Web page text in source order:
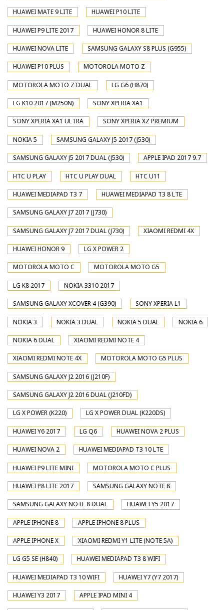
HUAWEI MATE 9 LITE HUAWEI P10 LITE
HUAWEI P9 LITE 2017 HUAWEI HONOR 8 LITE
HUAWEI NOVA LITE SAMSUNG GALAXY S8 PLUS (G955)
HUAWEI P10 PLUS MOTOROLA MOTO Z
MOTOROLA MOTO Z DUAL LG G6 (H870)
LG K10 2017 (M250N) SONY XPERIA XA1
SONY XPERIA XA1 ULTRA SONY XPERIA XZ PREMIUM
NOKIA 5 SAMSUNG GALAXY J5 2017 (J530)
SAMSUNG GALAXY J5 2017 DUAL (J530) APPLE IPAD 2017 9.7
HTC U PLAY HTC U PLAY DUAL HTC U11
HUAWEI MEDIAPAD T3 7 HUAWEI MEDIAPAD T3 8 LTE
SAMSUNG GALAXY J7 2017 (J730)
SAMSUNG GALAXY J7 2017 DUAL (J730) XIAOMI REDMI 4X
HUAWEI HONOR 9 LG X POWER 2
MOTOROLA MOTO C MOTOROLA MOTO G5
LG K8 2017 NOKIA 3310 2017
SAMSUNG GALAXY XCOVER 4 (G390) SONY XPERIA L1
NOKIA 3 NOKIA 3 DUAL NOKIA 5 DUAL NOKIA 6
NOKIA 6 DUAL XIAOMI REDMI NOTE 4
XIAOMI REDMI NOTE 4X MOTOROLA MOTO G5 PLUS
SAMSUNG GALAXY J2 2016 (J210F)
SAMSUNG GALAXY J2 2016 DUAL (J210FD)
LG X POWER (K220) LG X POWER DUAL (K220DS)
HUAWEI Y6 2017 LG Q6 HUAWEI NOVA 2 PLUS
HUAWEI NOVA 2 HUAWEI MEDIAPAD T3 10 LTE
HUAWEI P9 LITE MINI MOTOROLA MOTO C PLUS
HUAWEI P8 LITE 2017 SAMSUNG GALAXY NOTE 8
SAMSUNG GALAXY NOTE 8 DUAL HUAWEI Y5 2017
APPLE IPHONE 8 APPLE IPHONE 8 PLUS
APPLE IPHONE X XIAOMI REDMI Y1 LITE (NOTE 5A)
LG G5 SE (H840) HUAWEI MEDIAPAD T3 8 WIFI
HUAWEI MEDIAPAD T3 10 WIFI HUAWEI Y7 (Y7 2017)
HUAWEI Y3 2017 APPLE IPAD MINI 4